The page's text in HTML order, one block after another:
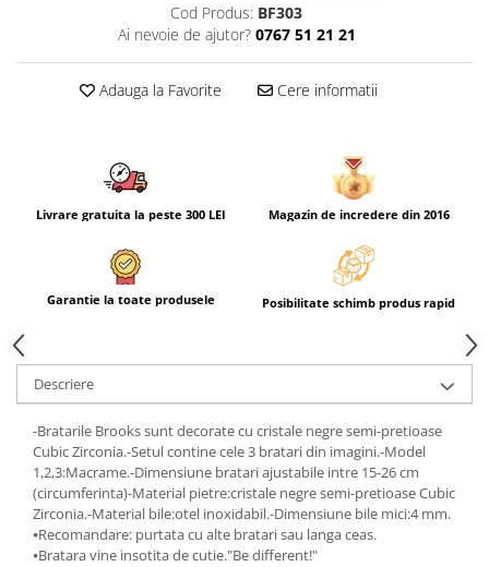
Cod Produs: BF303
Ai nevoie de ajutor? 0767 51 21 21
Adauga la Favorite Cere informatii
Livrare gratuita la peste 300 LEI Magazin de incredere din 2016
Garantie la toate produsele Posibilitate schimb produs rapid
Descriere
-Bratarile Brooks sunt decorate cu cristale negre semi-pretioase
Cubic Zirconia.-Setul contine cele 3 bratari din imagini.-Model
1,2,3:Macrame.-Dimensiune bratari ajustabile intre 15-26 cm
(circumferinta)-Material pietre:cristale negre semi-pretioase Cubic
Zirconia.-Material bile:otel inoxidabil.-Dimensiune bile mici:4 mm.
⦁Recomandare: purtata cu alte bratari sau langa ceas.
⦁Bratara vine insotita de cutie."Be different!"